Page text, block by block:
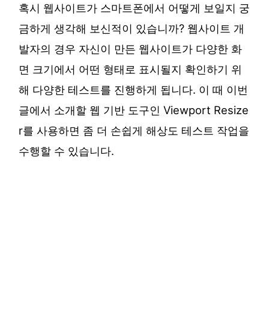
혹시 웹사이트가 스마트폰에서 어떻게 보일지 궁
금하게 생각해 보신적이 있습니까? 웹사이트 개
발자의 경우 자신이 만든 웹사이트가 다양한 화
면 크기에서 어떤 형태로 표시될지 확인하기 위
해 다양한 테스트를 진행하게 됩니다. 이 때 이번
글에서 소개할 웹 기반 도구인 Viewport Resize
r를 사용하면 좀 더 손쉽게 해상도 테스트 작업을
수행할 수 있습니다.